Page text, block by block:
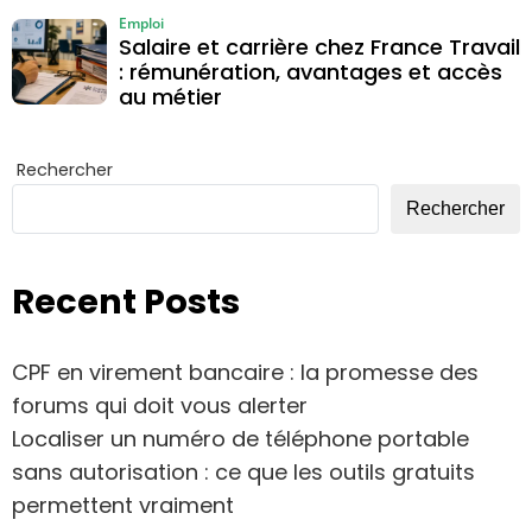
Salaire et carrière chez France Travail
: rémunération, avantages et accès
au métier
Emploi
Rechercher
Rechercher
Recent Posts
CPF en virement bancaire : la promesse des
forums qui doit vous alerter
Localiser un numéro de téléphone portable
sans autorisation : ce que les outils gratuits
permettent vraiment